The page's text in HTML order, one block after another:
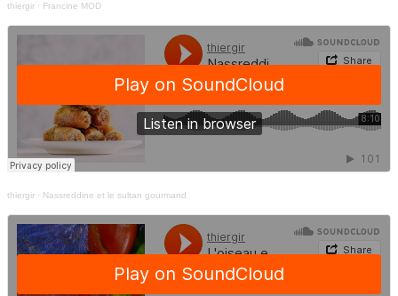
thiergir · Francine MOD
thiergir · Nassreddine et le sultan gourmand